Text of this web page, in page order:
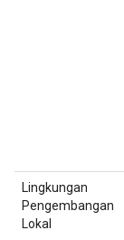
Lingkungan
Pengembangan
Lokal